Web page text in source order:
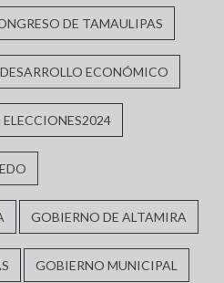
DE TAMAULIPAS
DESARROLLO ECONÓMICO
ELECCIONES2024
GOBIERNO DE ALTAMIRA
GOBIERNO MUNICIPAL